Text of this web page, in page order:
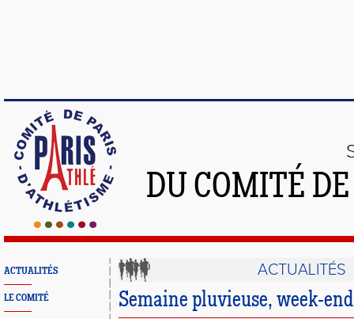
DU COMITÉ
ACTUALITÉS
LE COMITÉ
ACTUALITÉS
Semaine pluvieuse, week-